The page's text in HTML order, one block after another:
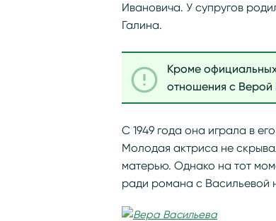
Ивановича. У супругов
Галина.
Кроме
отношения с Верой
С 1949 года она играла в
Молодая актриса не
матерью. Однако на тот
ради романа с Васильевой